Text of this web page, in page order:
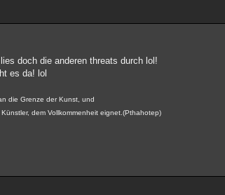
doch die anderen threats durch lol!
es da! lol
die Grenze der Kunst, und
dem Vollkommenheit eignet.(Pthahotep)